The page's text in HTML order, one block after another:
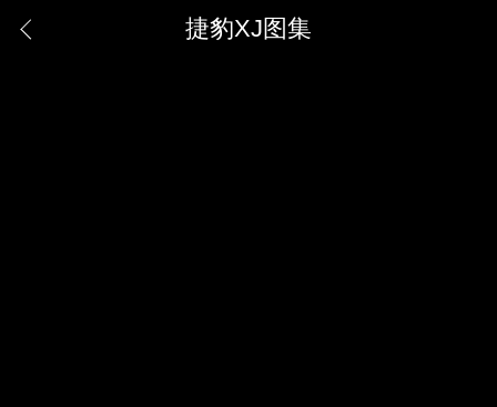
捷豹XJ图集